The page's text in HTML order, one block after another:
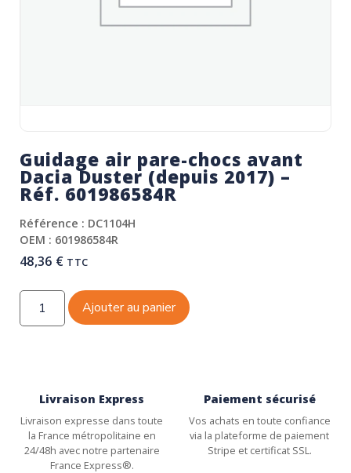
Guidage air pare-chocs avant
Dacia Duster (depuis 2017) –
Réf. 601986584R
Référence : DC1104H
OEM : 601986584R
48,36 € TTC
Ajouter au panier
Livraison Express
Livraison expresse dans toute
la France métropolitaine en
24/48h avec notre partenaire
France Express®.
Paiement sécurisé
Vos achats en toute confiance
via la plateforme de paiement
Stripe et certificat SSL.